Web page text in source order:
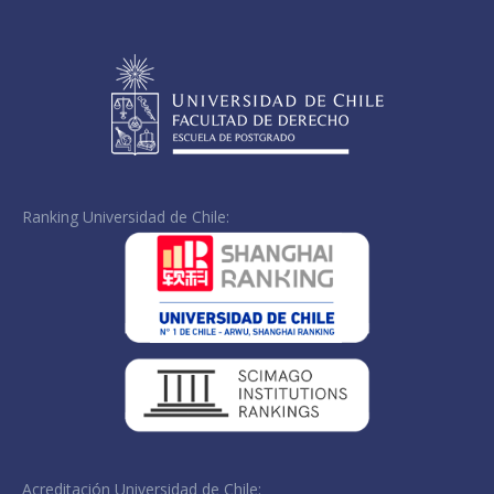
Ranking Universidad de Chile:
Acreditación Universidad de Chile: